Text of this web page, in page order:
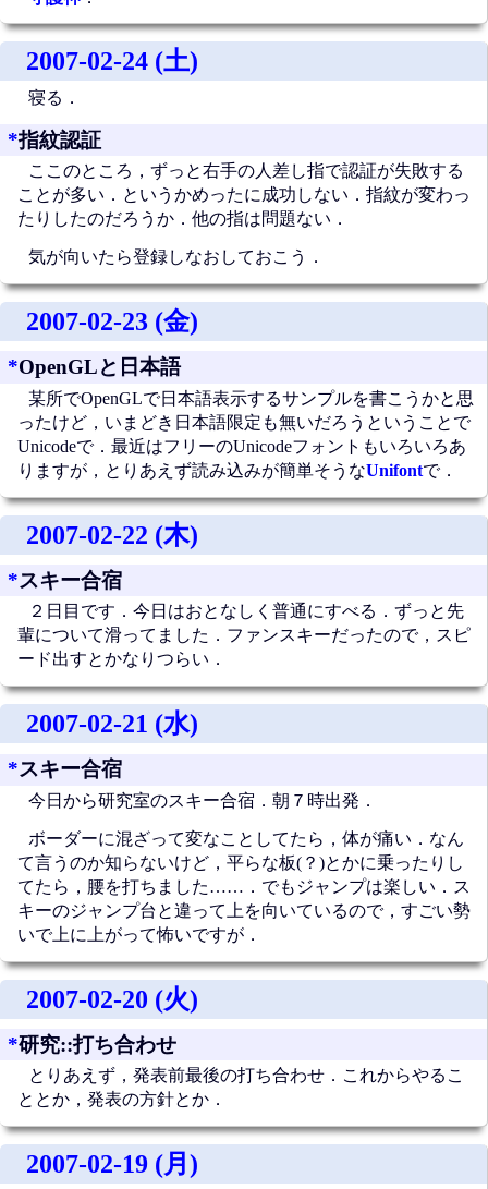
2007-02-24 (土)
寝る．
*指紋認証
ここのところ，ずっと右手の人差し指で認証が失敗する
ことが多い．というかめったに成功しない．指紋が変わっ
たりしたのだろうか．他の指は問題ない．
気が向いたら登録しなおしておこう．
2007-02-23 (金)
*OpenGLと日本語
某所でOpenGLで日本語表示するサンプルを書こうかと思
ったけど，いまどき日本語限定も無いだろうということで
Unicodeで．最近はフリーのUnicodeフォントもいろいろあ
りますが，とりあえず読み込みが簡単そうなUnifontで．
2007-02-22 (木)
*スキー合宿
２日目です．今日はおとなしく普通にすべる．ずっと先
輩について滑ってました．ファンスキーだったので，スピ
ード出すとかなりつらい．
2007-02-21 (水)
*スキー合宿
今日から研究室のスキー合宿．朝７時出発．
ボーダーに混ざって変なことしてたら，体が痛い．なん
て言うのか知らないけど，平らな板(？)とかに乗ったりし
てたら，腰を打ちました……．でもジャンプは楽しい．ス
キーのジャンプ台と違って上を向いているので，すごい勢
いで上に上がって怖いですが．
2007-02-20 (火)
*研究::打ち合わせ
とりあえず，発表前最後の打ち合わせ．これからやるこ
ととか，発表の方針とか．
2007-02-19 (月)